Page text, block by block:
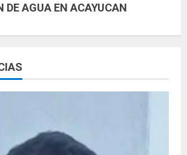
DE AGUA EN ACAYUCAN